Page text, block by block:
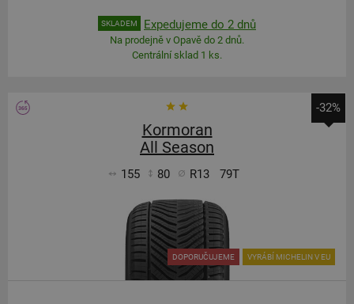
SKLADEM Expedujeme do 2 dnů
Na prodejně v Opavě do 2 dnů.
Centrální sklad 1 ks.
-32%
Kormoran
All Season
155 80 R13 79T
DOPORUČUJEME VYRÁBÍ MICHELIN V EU